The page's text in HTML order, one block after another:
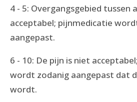
4 - 5: Overgangsgebied tussen
acceptabel; pijnmedicatie
aangepast.
6 - 10: De pijn is niet
wordt zodanig aangepast dat
wordt.